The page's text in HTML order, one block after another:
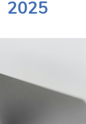
2025